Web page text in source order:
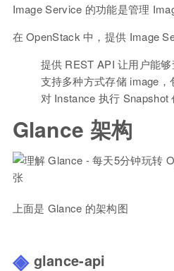
Image Service 的功能是管理
在 OpenStack 中，提供 Image
提供 REST API 让用户能
支持多种方式存储 image
对 Instance 执行 Snapshot
Glance 架构
上面是 Glance 的架构图
glance-api